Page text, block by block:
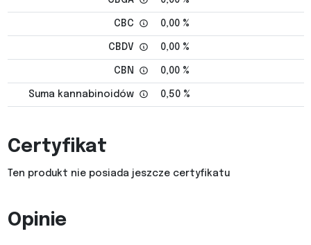
CBC 0,00 %
CBDV 0,00 %
CBN 0,00 %
Suma kannabinoidów 0,50 %
Certyfikat
Ten produkt nie posiada jeszcze certyfikatu
Opinie